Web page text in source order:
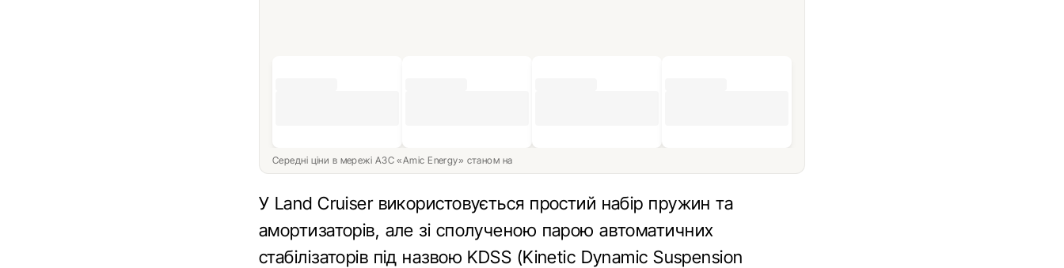
Середні ціни в мережі АЗС «Amic Energy» станом на
У Land Cruiser використовується простий набір пружин та
амортизаторів, але зі сполученою парою автоматичних
стабілізаторів під назвою KDSS (Kinetic Dynamic Suspension